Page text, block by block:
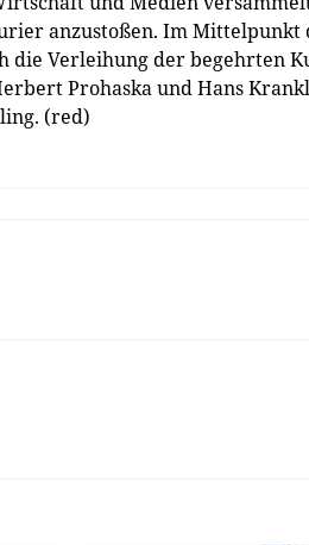
anzustoßen. Im Mittelpunkt
die Verleihung der begehrten
Prohaska und Hans
(red)